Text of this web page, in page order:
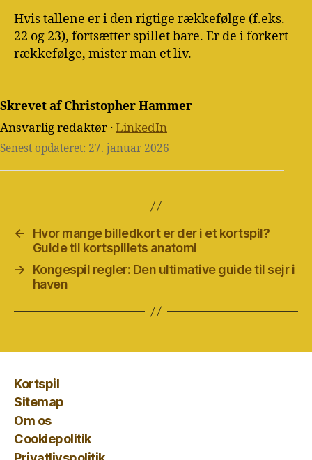
Hvis tallene er i den rigtige rækkefølge (f.eks.
22 og 23), fortsætter spillet bare. Er de i forkert
rækkefølge, mister man et liv.
Skrevet af Christopher Hammer
Ansvarlig redaktør ·LinkedIn
Senest opdateret: 27. januar 2026
←
Hvor mange billedkort er der i et kortspil?
Guide til kortspillets anatomi
→
Kongespil regler: Den ultimative guide til sejr i
haven
Kortspil
Sitemap
Om os
Cookiepolitik